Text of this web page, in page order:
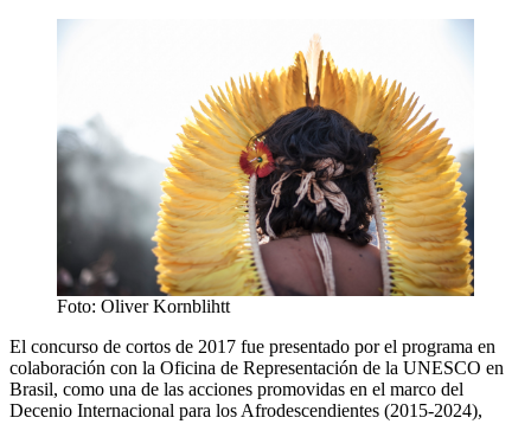
Foto: Oliver Kornblihtt
El concurso de cortos de 2017 fue presentado por el programa en
colaboración con la Oficina de Representación de la UNESCO en
Brasil, como una de las acciones promovidas en el marco del
Decenio Internacional para los Afrodescendientes (2015-2024),